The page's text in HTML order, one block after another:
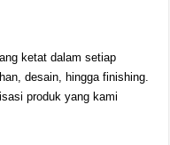
ketat dalam setiap
desain, hingga finishing.
produk yang kami